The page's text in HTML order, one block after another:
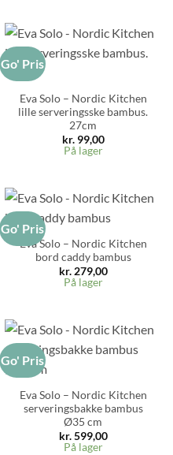
Go' Pris
Eva Solo – Nordic Kitchen
lille serveringsske bambus.
27cm
kr.99,00
På lager
Go' Pris
Eva Solo – Nordic Kitchen
bord caddy bambus
kr.279,00
På lager
Go' Pris
Eva Solo – Nordic Kitchen
serveringsbakke bambus
Ø35 cm
kr.599,00
På lager